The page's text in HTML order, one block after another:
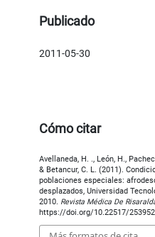
Publicado
2011-05-30
Cómo citar
Avellaneda, H. ., León, H.,
& Betancur, C. L. (2011).
poblaciones especiales:
desplazados, Universidad
2010. Revista Médica De
https://doi.org/10.22517/